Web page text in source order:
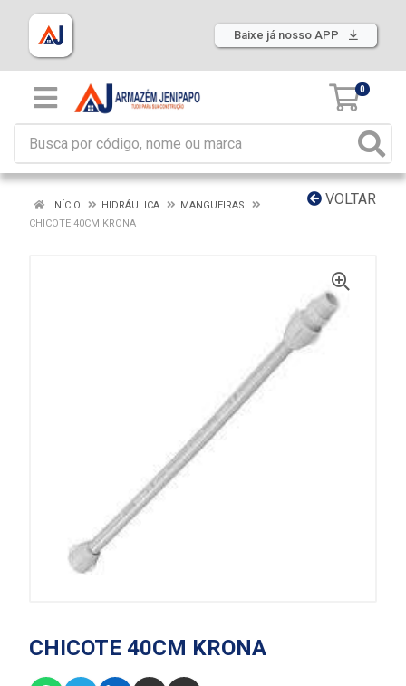
Baixe já nosso APP
0
VOLTAR
INÍCIO HIDRÁULICA
MANGUEIRAS
CHICOTE 40CM KRONA
CHICOTE 40CM KRONA